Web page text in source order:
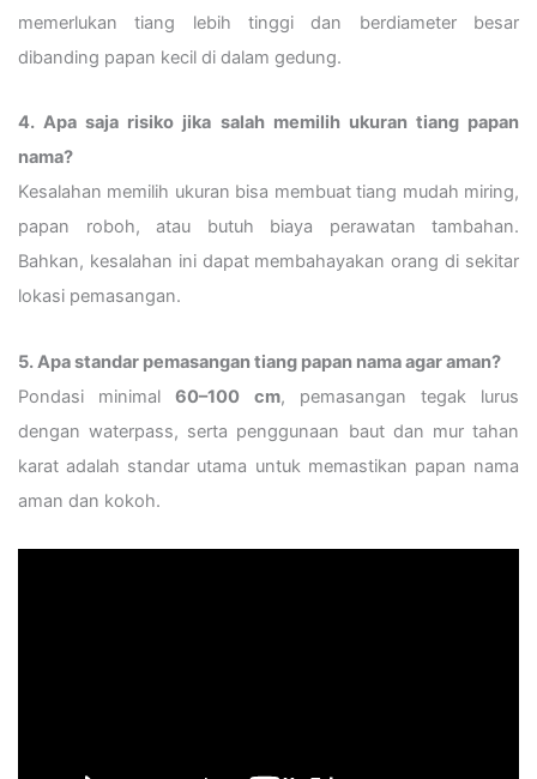
memerlukan tiang lebih tinggi dan berdiameter besar
dibanding papan kecil di dalam gedung.
4. Apa saja risiko jika salah memilih ukuran tiang papan
nama?
Kesalahan memilih ukuran bisa membuat tiang mudah miring,
papan roboh, atau butuh biaya perawatan tambahan.
Bahkan, kesalahan ini dapat membahayakan orang di sekitar
lokasi pemasangan.
5. Apa standar pemasangan tiang papan nama agar aman?
Pondasi minimal60–100 cm, pemasangan tegak lurus
dengan waterpass, serta penggunaan baut dan mur tahan
karat adalah standar utama untuk memastikan papan nama
aman dan kokoh.